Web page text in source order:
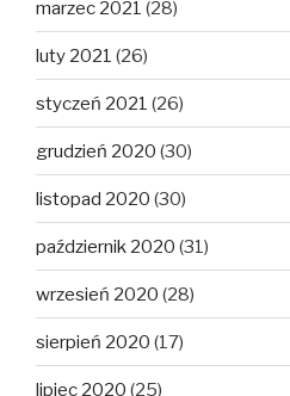
marzec 2021 (28)
luty 2021 (26)
styczeń 2021 (26)
grudzień 2020 (30)
listopad 2020 (30)
październik 2020 (31)
wrzesień 2020 (28)
sierpień 2020 (17)
lipiec 2020 (25)